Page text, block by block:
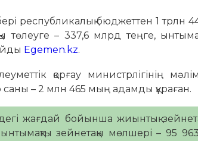
республикалық бюджеттен 1 трлн
төлеуге – 337,6 млрд теңге,
Egemen.kz.
қорғау министрлігінің
– 2 млн 465 мың адамды құраған.
жағдай бойынша жиынтық
зейнетақы мөлшері – 95